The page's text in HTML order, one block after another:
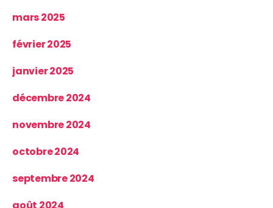
mars 2025
février 2025
janvier 2025
décembre 2024
novembre 2024
octobre 2024
septembre 2024